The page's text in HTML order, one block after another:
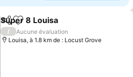
PartagerAjouter à mes favoris
Super 8 Louisa
/
Aucune évaluation
Louisa, à 1.8 km de : Locust Grove